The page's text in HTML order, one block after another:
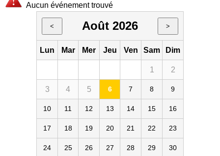
Aucun événement trouvé
< Août 2026 >
Lun Mar Mer Jeu Ven Sam Dim
1 2
3 4 5 6 7 8 9
10 11 12 13 14 15 16
17 18 19 20 21 22 23
24 25 26 27 28 29 30